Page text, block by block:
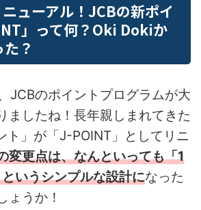
ューアル！JCBの新ポイ
」って何？Oki Dokiか
？
JCBのポイントプログラムが大
ましたね！長年親しまれてきた
ト」が「J-POINT」としてリニ
変更点は、なんといっても「1
というシンプルな設計になった
ょうか！